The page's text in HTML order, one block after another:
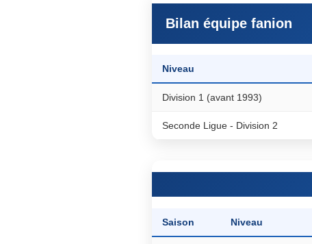
Bilan équipe fanion
Niveau
Division 1 (avant 1993)
Seconde Ligue - Division 2
Saison Niveau